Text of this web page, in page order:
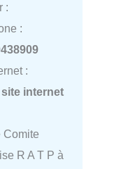
:
:
:
internet
Comite
R A T P à